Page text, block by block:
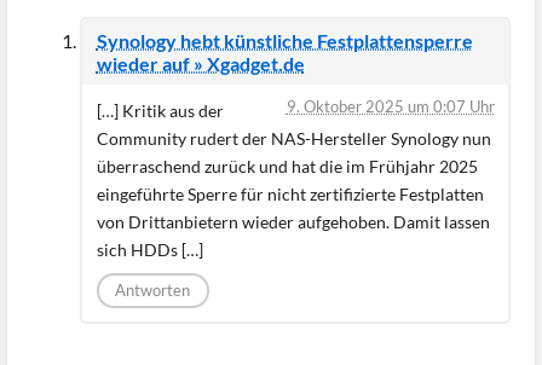
Synology hebt künstliche Festplattensperre
wieder auf » Xgadget.de
9. Oktober 2025 um 0:07 Uhr
[…] Kritik aus der
Community rudert der NAS-Hersteller Synology nun
überraschend zurück und hat die im Frühjahr 2025
eingeführte Sperre für nicht zertifizierte Festplatten
von Drittanbietern wieder aufgehoben. Damit lassen
sich HDDs […]
Antworten